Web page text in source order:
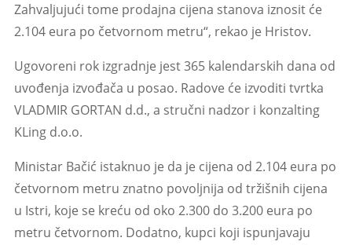
Zahvaljujući tome prodajna cijena stanova iznosit će
2.104 eura po četvornom metru“, rekao je Hristov.
Ugovoreni rok izgradnje jest 365 kalendarskih dana od
uvođenja izvođača u posao. Radove će izvoditi tvrtka
VLADMIR GORTAN d.d., a stručni nadzor i konzalting
KLing d.o.o.
Ministar Bačić istaknuo je da je cijena od 2.104 eura po
četvornom metru znatno povoljnija od tržišnih cijena
u Istri, koje se kreću od oko 2.300 do 3.200 eura po
metru četvornom. Dodatno, kupci koji ispunjavaju